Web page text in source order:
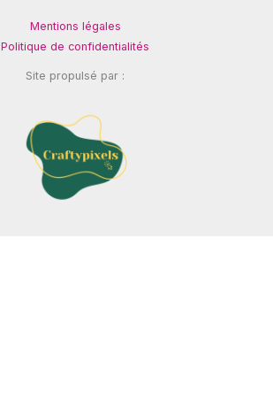
Mentions légales
Politique de confidentialités
Site propulsé par :